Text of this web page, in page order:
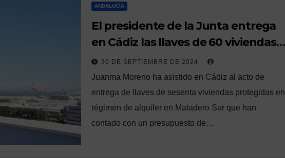
ANDALUCÍA
El presidente de la Junta entrega
en Cádiz las llaves de 60 viviendas
protegidas en régimen de alquiler
en Matadero Sur
30 DE SEPTIEMBRE DE 2024
Juanma Moreno ha asistido en Cádiz al acto de
entrega de llaves de sesenta viviendas protegidas en
régimen de alquiler en Matadero Sur que han
contado con un presupuesto de…